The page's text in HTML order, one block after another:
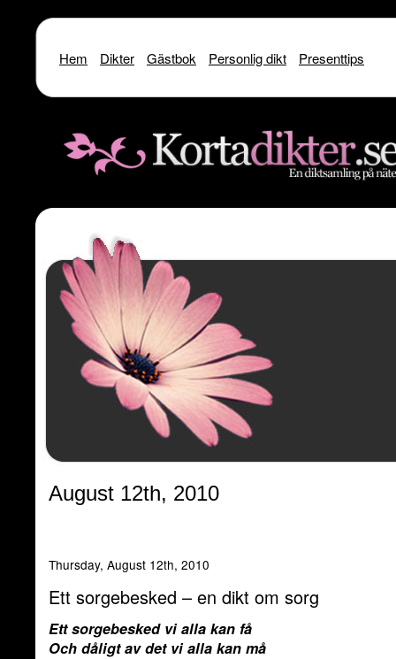
Warning: include() [function.include]: SSL operation failed with code 1. OpenSSL
Warning
Warning
: include(http://www.kortadikter.se/sms/inc.Shoutout.php) [
Warning : include() [ function.include
August 12th, 2010
Thursday, August 12th, 2010
Ett sorgebesked – en dikt om sorg
Ett sorgebesked vi alla kan få
Och dåligt av det vi alla kan må
Hem Dikter Gästbok Personlig dikt Presenttips